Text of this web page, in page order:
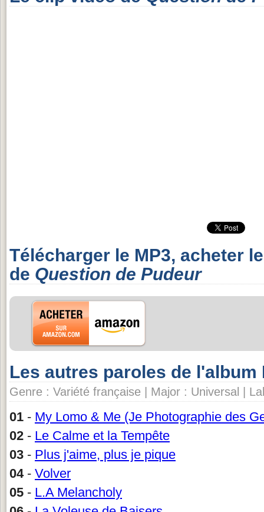
Télécharger le MP3, acheter
de Question de Pudeur
Les autres paroles de l'album
Genre : Variété française | Major : Universal |
01 - My Lomo & Me (Je Photographie des
02 - Le Calme et la Tempête
03 - Plus j'aime, plus je pique
04- Volver
05 - L.A Melancholy